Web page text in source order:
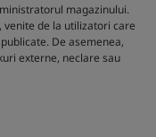
magazinului.
de la utilizatori care
De asemenea,
externe, neclare sau